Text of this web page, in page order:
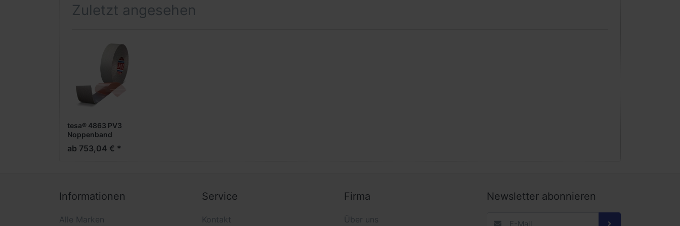
dadurch universel...
Zuletzt angesehen
tesa® 4863 PV3
Noppenband
ab 753,04 € *
Informationen
Alle Marken
Service
Kontakt
Firma
Über uns
Newsletter abonnieren